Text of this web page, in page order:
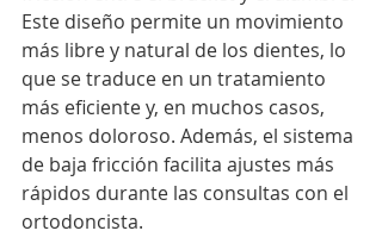
Este diseño permite un movimiento
más libre y natural de los dientes, lo
que se traduce en un tratamiento
más eficiente y, en muchos casos,
menos doloroso. Además, el sistema
de baja fricción facilita ajustes más
rápidos durante las consultas con el
ortodoncista.